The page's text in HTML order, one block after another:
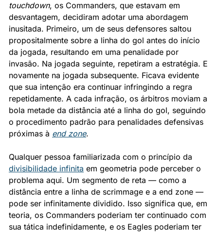
touchdown, os Commanders, que estavam em
desvantagem, decidiram adotar uma abordagem
inusitada. Primeiro, um de seus defensores saltou
propositalmente sobre a linha do gol antes do início
da jogada, resultando em uma penalidade por
invasão. Na jogada seguinte, repetiram a estratégia. E
novamente na jogada subsequente. Ficava evidente
que sua intenção era continuar infringindo a regra
repetidamente. A cada infração, os árbitros moviam a
bola metade da distância até a linha do gol, seguindo
o procedimento padrão para penalidades defensivas
próximas à end zone.
divisibilidade infinita em geometria pode perceber o
problema aqui. Um segmento de reta — como a
distância entre a linha de scrimmage e a end zone —
pode ser infinitamente dividido. Isso significa que, em
teoria, os Commanders poderiam ter continuado com
sua tática indefinidamente, e os Eagles poderiam ter